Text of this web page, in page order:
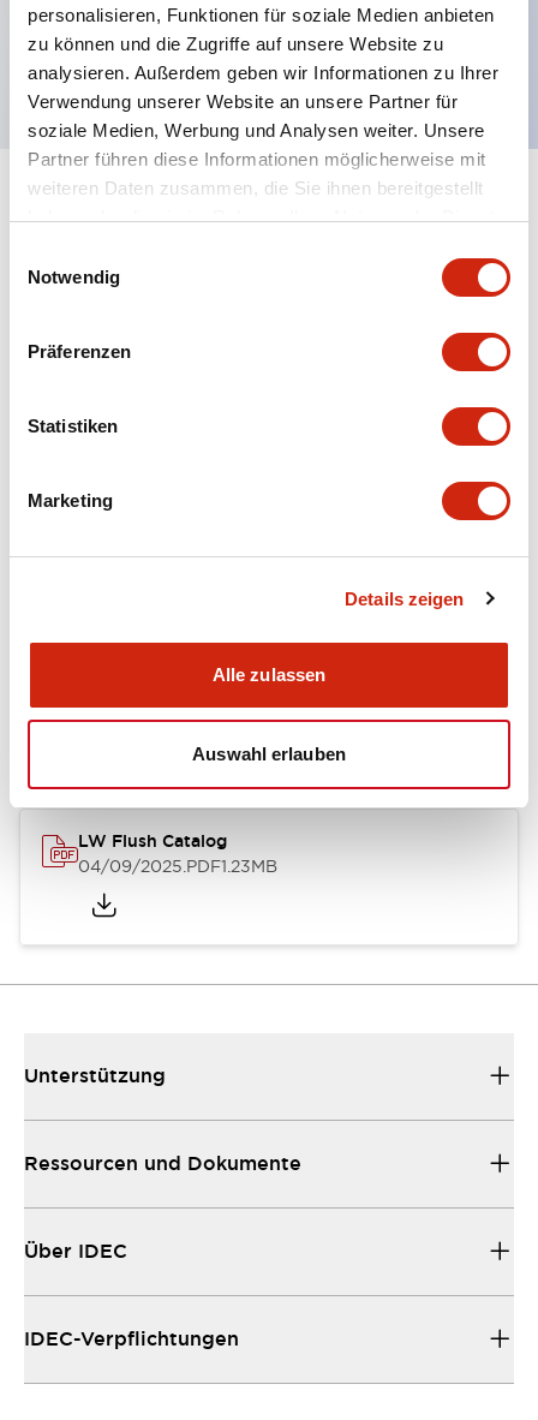
personalisieren, Funktionen für soziale Medien anbieten
zu können und die Zugriffe auf unsere Website zu
analysieren. Außerdem geben wir Informationen zu Ihrer
Verwendung unserer Website an unsere Partner für
soziale Medien, Werbung und Analysen weiter. Unsere
Partner führen diese Informationen möglicherweise mit
weiteren Daten zusammen, die Sie ihnen bereitgestellt
haben oder die sie im Rahmen Ihrer Nutzung der Dienste
Notwendig
Präferenzen
Statistiken
Marketing
Details zeigen
Alle zulassen
Auswahl erlauben
eine hochsichere Stiftzuhaltungsstruktur
Schutzart IP65 (IEC60529)
Mounting and Installation Specifications
Kataloge & Broschüren Genehmigungen & Standards
LW Flush Catalog
04/09/2025.PDF1.23MB
Unterstützung
Ressourcen und Dokumente
Über IDEC
IDEC-Verpflichtungen